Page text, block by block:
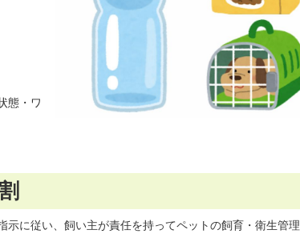
態・ワ
に従い、飼い主が責任を持ってペットの飼育・衛生管理